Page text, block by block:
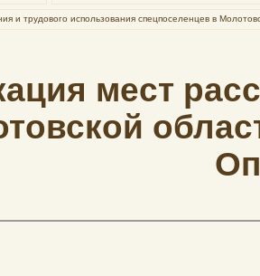
и трудового использования спецпоселенцев в
мест